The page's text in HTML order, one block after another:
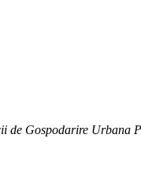
de Gospodarire